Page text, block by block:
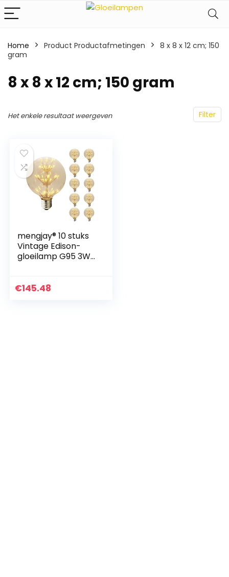
Home Product Productafmetingen
‎8 x 8 x 12 cm; 150
gram
‎8 x 8 x 12 cm; 150 gram
Filter
Het enkele resultaat weergeven
mengjay® 10 stuks
Vintage Edison-
gloeilamp G95 3W
Retro gloeilamp
€145.48